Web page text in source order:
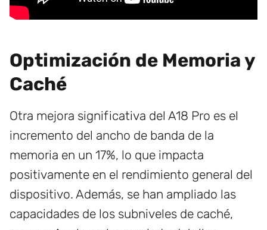
Optimización de Memoria y
Caché
Otra mejora significativa del A18 Pro es el
incremento del ancho de banda de la
memoria en un 17%, lo que impacta
positivamente en el rendimiento general del
dispositivo. Además, se han ampliado las
capacidades de los subniveles de caché,